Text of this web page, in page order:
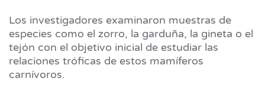
Los investigadores examinaron muestras de
especies como el zorro, la garduña, la gineta o el
tejón con el objetivo inicial de estudiar las
relaciones tróficas de estos mamíferos
carnívoros.